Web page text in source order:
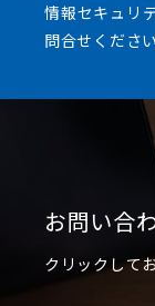
情報セキュリ
問合せください
お問い合
クリックして